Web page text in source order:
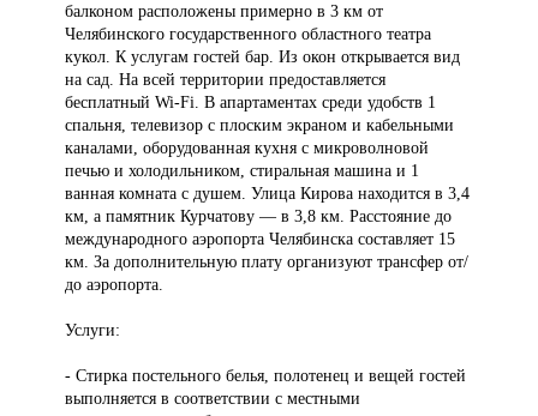
балконом расположены примерно в 3 км от
Челябинского государственного областного театра
кукол. К услугам гостей бар. Из окон открывается вид
на сад. На всей территории предоставляется
бесплатный Wi-Fi. В апартаментах среди удобств 1
спальня, телевизор с плоским экраном и кабельными
каналами, оборудованная кухня с микроволновой
печью и холодильником, стиральная машина и 1
ванная комната с душем. Улица Кирова находится в 3,4
км, а памятник Курчатову — в 3,8 км. Расстояние до
международного аэропорта Челябинска составляет 15
км. За дополнительную плату организуют трансфер от/
до аэропорта.
Услуги:
- Стирка постельного белья, полотенец и вещей гостей
выполняется в соответствии с местными